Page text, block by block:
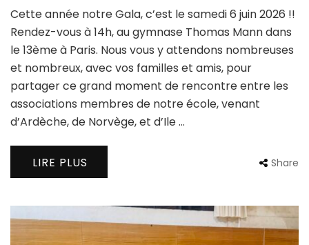
Cette année notre Gala, c’est le samedi 6 juin 2026 !!
Rendez-vous à 14h, au gymnase Thomas Mann dans
le 13ème à Paris. Nous vous y attendons nombreuses
et nombreux, avec vos familles et amis, pour
partager ce grand moment de rencontre entre les
associations membres de notre école, venant
d’Ardèche, de Norvège, et d’Ile …
LIRE PLUS Share